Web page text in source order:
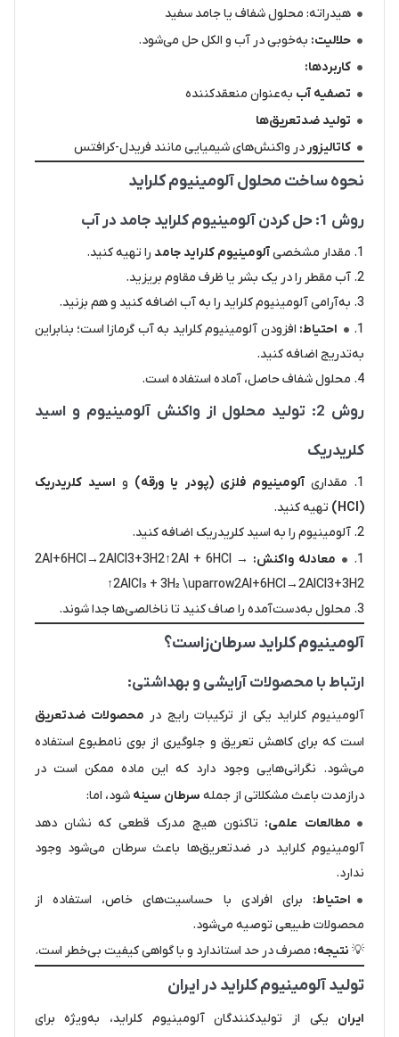
هیدراته: محلول شفاف یا جامد سفید
حلالیت: به‌خوبی در آب و الکل حل می‌شود.
کاربردها:
تصفیه آب به‌عنوان منعقدکننده
تولید ضدتعریق‌ها
کاتالیزور در واکنش‌های شیمیایی مانند فریدل-کرافتس
نحوه ساخت محلول آلومینیوم کلراید
روش 1: حل کردن آلومینیوم کلراید جامد در آب
مقدار مشخصیآلومینیوم کلراید جامد را تهیه کنید.
آب مقطر را در یک بشر یا ظرف مقاوم بریزید.
به‌آرامی آلومینیوم کلراید را به آب اضافه کنید و هم بزنید.
احتیاط: افزودن آلومینیوم کلراید به آب گرمازا است؛ بنابراین
به‌تدریج اضافه کنید.
محلول شفاف حاصل، آماده استفاده است.
روش 2: تولید محلول از واکنش آلومینیوم و اسید
کلریدریک
مقداریآلومینیوم فلزی (پودر یا ورقه) و اسید کلریدریک
(HCl)
تهیه کنید.
آلومینیوم را به اسید کلریدریک اضافه کنید.
معادله واکنش: 2Al+6HCl→2AlCl3+3H2↑2Al + 6HCl →
2AlCl₃ + 3H₂ \uparrow2Al+6HCl→2AlCl3​+3H2​↑
محلول به‌دست‌آمده را صاف کنید تا ناخالصی‌ها جدا شوند.
آلومینیوم کلراید سرطان‌زاست؟
ارتباط با محصولات آرایشی و بهداشتی:
آلومینیوم کلراید یکی از ترکیبات رایج در محصولات ضدتعریق
است که برای کاهش تعریق و جلوگیری از بوی نامطبوع استفاده
می‌شود. نگرانی‌هایی وجود دارد که این ماده ممکن است در
درازمدت باعث مشکلاتی از جمله سرطان سینه شود، اما:
مطالعات علمی: تاکنون هیچ مدرک قطعی که نشان دهد
آلومینیوم کلراید در ضدتعریق‌ها باعث سرطان می‌شود وجود
ندارد.
احتیاط: برای افرادی با حساسیت‌های خاص، استفاده از
محصولات طبیعی توصیه می‌شود.
💡 نتیجه: مصرف در حد استاندارد و با گواهی کیفیت بی‌خطر است.
تولید آلومینیوم کلراید در ایران
ایران یکی از تولیدکنندگان آلومینیوم کلراید، به‌ویژه برای